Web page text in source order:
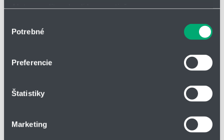
polohe s presnosťou na niekoľko metrov
Viac informácií o tom, ako sa spracúvajú vaše osobné
môžete kedykoľvek zmeniť alebo odvolať cez Vyhlásenie
Na prispôsobenie obsahu a reklám, poskytovanie funkcií
súhlasu
Potrebné
Preferencie
Štatistiky
Marketing
Telefón